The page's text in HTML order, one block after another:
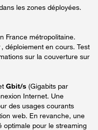
les zones déployées.
France métropolitaine.
déploiement en cours. Test
sur la couverture sur
Gbit/s (Gigabits par
Internet. Une
des usages courants
web. En revanche, une
optimale pour le streaming